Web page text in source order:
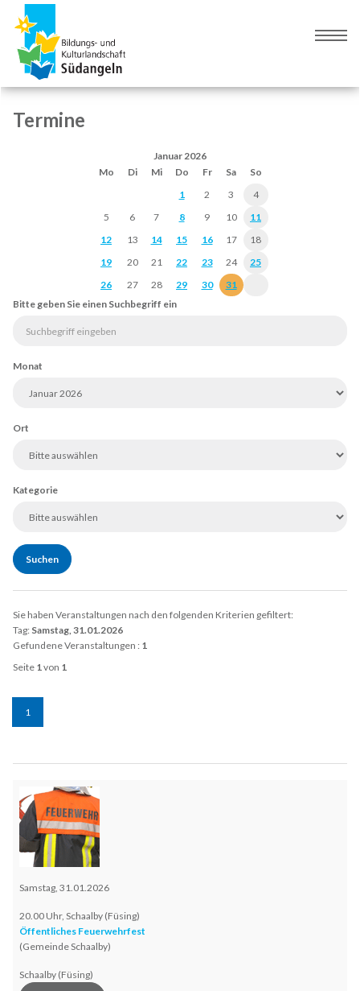
Navigation
springen
Inhalt
springen
Termine
Januar 2026
Mo
Di Mi Do Fr Sa
So
1
2 3
4
5
6 7 8 9 10
11
12
13 14 15 16 17
18
19
20 21 22 23 24
25
26
27 28 29 30
31
Bitte geben Sie einen Suchbegriff ein
Monat
Ort
Kategorie
Sie haben Veranstaltungen nach den folgenden Kriterien gefiltert:
Tag: Samstag, 31.01.2026
Gefundene Veranstaltungen : 1
Seite 1von 1
1
Samstag, 31.01.2026
20.00 Uhr, Schaalby (Füsing)
Öffentliches Feuerwehrfest
(Gemeinde Schaalby)
Schaalby (Füsing)